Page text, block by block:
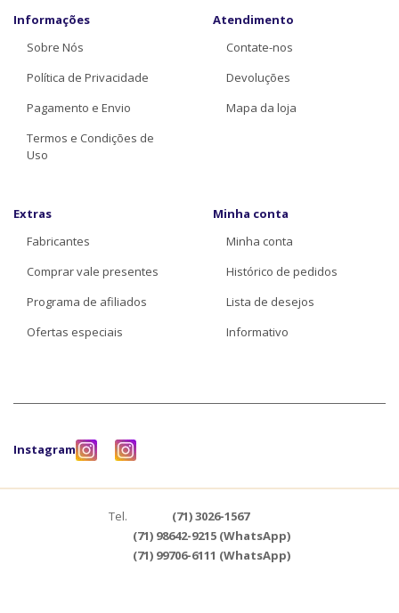
Informações
Sobre Nós
Política de Privacidade
Pagamento e Envio
Termos e Condições de
Uso
Atendimento
Contate-nos
Devoluções
Mapa da loja
Extras
Fabricantes
Comprar vale presentes
Programa de afiliados
Ofertas especiais
Minha conta
Minha conta
Histórico de pedidos
Lista de desejos
Informativo
Instagram
Tel.
(71) 3026-1567
(71) 98642-9215 (WhatsApp)
(71) 99706-6111 (WhatsApp)